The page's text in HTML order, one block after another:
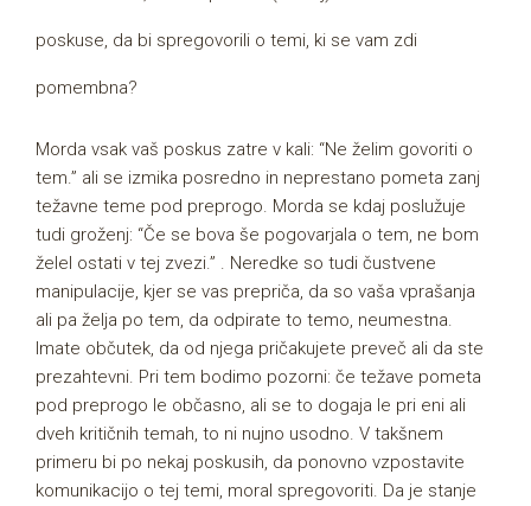
poskuse, da bi spregovorili o temi, ki se vam zdi
pomembna?
Morda vsak vaš poskus zatre v kali: “Ne želim govoriti o
tem.” ali se izmika posredno in neprestano pometa zanj
težavne teme pod preprogo. Morda se kdaj poslužuje
tudi groženj: “Če se bova še pogovarjala o tem, ne bom
želel ostati v tej zvezi.” . Neredke so tudi čustvene
manipulacije, kjer se vas prepriča, da so vaša vprašanja
ali pa želja po tem, da odpirate to temo, neumestna.
Imate občutek, da od njega pričakujete preveč ali da ste
prezahtevni. Pri tem bodimo pozorni: če težave pometa
pod preprogo le občasno, ali se to dogaja le pri eni ali
dveh kritičnih temah, to ni nujno usodno. V takšnem
primeru bi po nekaj poskusih, da ponovno vzpostavite
komunikacijo o tej temi, moral spregovoriti. Da je stanje